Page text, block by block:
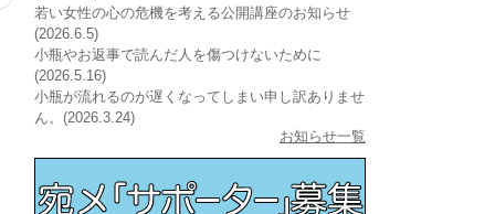
若い女性の心の危機を考える公開講座のお知らせ
(2026.6.5)
小瓶やお返事で読んだ人を傷つけないために
(2026.5.16)
小瓶が流れるのが遅くなってしまい申し訳ありませ
ん。(2026.3.24)
お知らせ一覧